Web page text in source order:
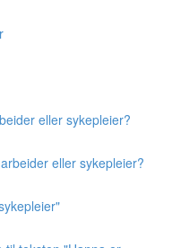
eller sykepleier?
eller sykepleier?